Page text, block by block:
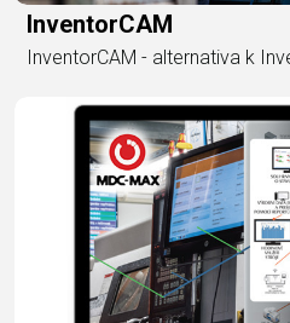
InventorCAM
InventorCAM - alternativa k